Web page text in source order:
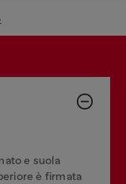
e suola
è firmata